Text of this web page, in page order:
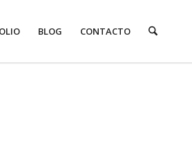
BLOG CONTACTO